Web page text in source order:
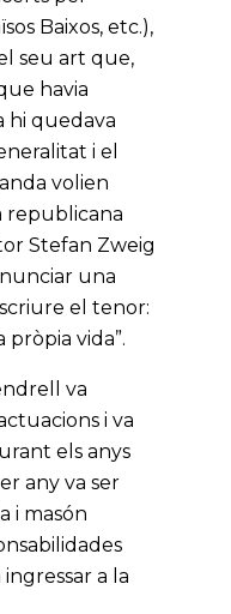
Baixos, etc.),
seu art que,
havia
hi quedava
i el
volien
republicana
Stefan Zweig
una
el tenor:
pròpia vida”.
va
i va
els anys
any va ser
i masón
a la